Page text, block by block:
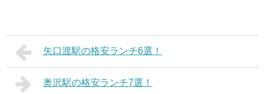
矢口渡駅の格安ランチ6選！
奥沢駅の格安ランチ7選！